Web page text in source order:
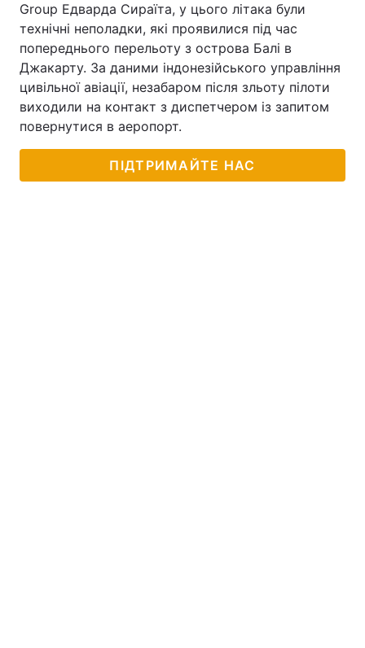
Group Едварда Сираїта, у цього літака були
технічні неполадки, які проявилися під час
попереднього перельоту з острова Балі в
Джакарту. За даними індонезійського управління
цивільної авіації, незабаром після зльоту пілоти
виходили на контакт з диспетчером із запитом
повернутися в аеропорт.
ПІДТРИМАЙТЕ НАС